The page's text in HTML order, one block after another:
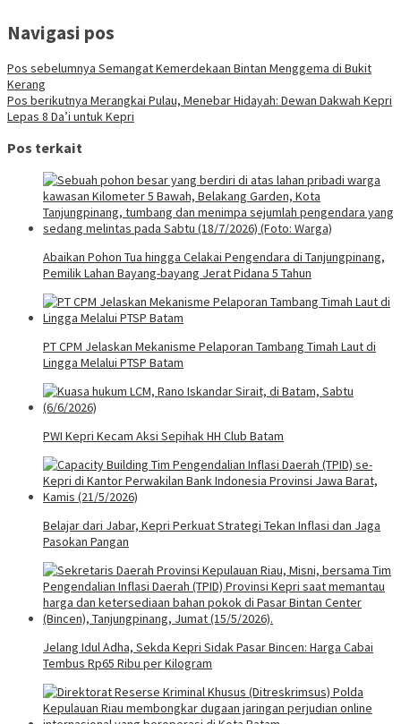
Navigasi pos
Pos sebelumnya Semangat Kemerdekaan Bintan Menggema di Bukit
Kerang
Pos berikutnya Merangkai Pulau, Menebar Hidayah: Dewan Dakwah Kepri
Lepas 8 Da’i untuk Kepri
Pos terkait
Abaikan Pohon Tua hingga Celakai Pengendara di Tanjungpinang,
Pemilik Lahan Bayang-bayang Jerat Pidana 5 Tahun
PT CPM Jelaskan Mekanisme Pelaporan Tambang Timah Laut di
Lingga Melalui PTSP Batam
PWI Kepri Kecam Aksi Sepihak HH Club Batam
Belajar dari Jabar, Kepri Perkuat Strategi Tekan Inflasi dan Jaga
Pasokan Pangan
Jelang Idul Adha, Sekda Kepri Sidak Pasar Bincen: Harga Cabai
Tembus Rp65 Ribu per Kilogram